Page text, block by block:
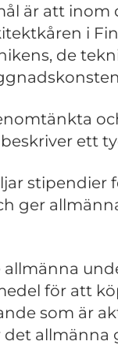
är att inom
i
de
ett
stipendier
ger
allmänna
för att
som är
allmänna